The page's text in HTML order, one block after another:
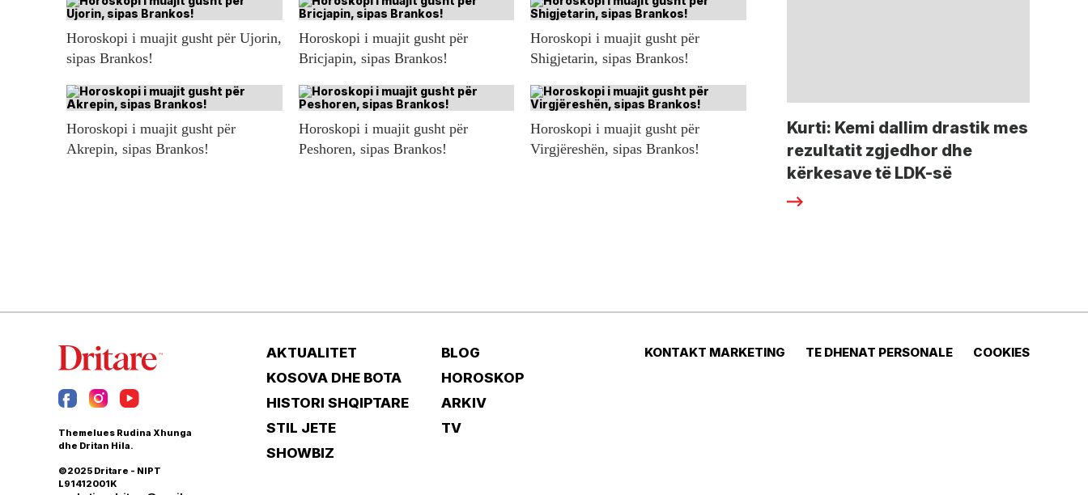
Horoskopi i muajit gusht për Ujorin,
sipas Brankos!
Horoskopi i muajit gusht për
Bricjapin, sipas Brankos!
Horoskopi i muajit gusht për
Shigjetarin, sipas Brankos!
Horoskopi i muajit gusht për
Akrepin, sipas Brankos!
Horoskopi i muajit gusht për
Peshoren, sipas Brankos!
Horoskopi i muajit gusht për
Virgjëreshën, sipas Brankos!
Kurti: Kemi dallim drastik mes
rezultatit zgjedhor dhe
kërkesave të LDK-së
Themelues Rudina Xhunga
dhe Dritan Hila.
©2025 Dritare - NIPT
L91412001K
AKTUALITET
KOSOVA DHE BOTA
HISTORI SHQIPTARE
STIL JETE
SHOWBIZ
BLOG
HOROSKOP
ARKIV
TV
KONTAKT MARKETING TE DHENAT PERSONALE COOKIES